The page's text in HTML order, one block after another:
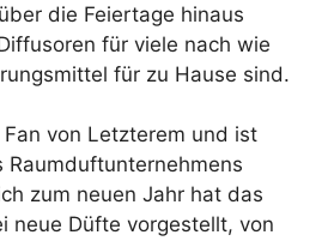
die Feiertage hinaus
für viele nach wie
für zu Hause sind.
von Letzterem und ist
Raumduftunternehmens
zum neuen Jahr hat das
neue Düfte vorgestellt, von